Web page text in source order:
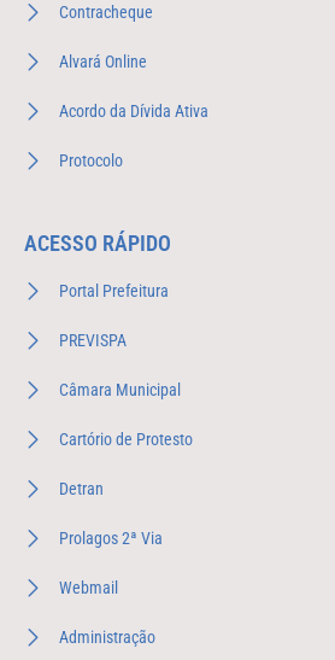
Contracheque
Alvará Online
Acordo da Dívida Ativa
Protocolo
ACESSO RÁPIDO
Portal Prefeitura
PREVISPA
Câmara Municipal
Cartório de Protesto
Detran
Prolagos 2ª Via
Webmail
Administração